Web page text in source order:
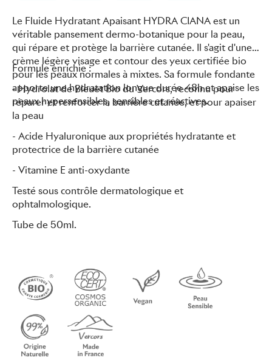
Le Fluide Hydratant Apaisant HYDRA CIANA est un
véritable pansement dermo-botanique pour la peau,
qui répare et protège la barrière cutanée. Il s'agit d'une
crème légère visage et contour des yeux certifiée bio
pour les peaux normales à mixtes. Sa formule fondante
apporte une hydratation longue durée 48h et apaise les
peaux hypersensibles, sensibles et réactives.
Formule enrichie :
-Hydrolat de Bleuet Bio du Vercors,reconnu pour
réparer et renforcer la barrière cutanée, et pour apaiser
la peau
- Acide Hyaluroniqueaux propriétés hydratante et
protectrice de la barrière cutanée
- Vitamine E anti-oxydante
Testé sous contrôle dermatologique et
ophtalmologique.
Tube de 50ml.